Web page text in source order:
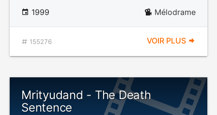
1999 Mélodrame
155276 VOIR PLUS
Mrityudand - The Death
Sentence